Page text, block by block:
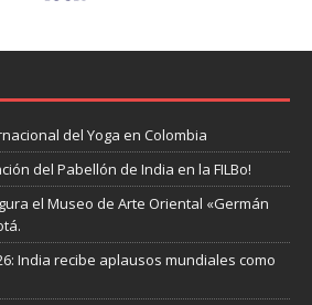
del Yoga en Colombia
del Pabellón de India en la FILBo!
el Museo de Arte Oriental «Germán
India recibe aplausos mundiales como